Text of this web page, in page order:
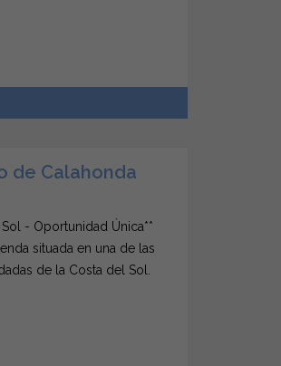
de Calahonda
- Oportunidad Única**
situada en una de las
de la Costa del Sol.
útiles, este piso espacioso